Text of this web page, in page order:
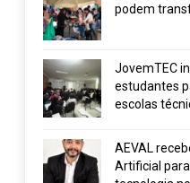
podem
JovemTEC
estudantes
escolas
AEVAL
Artificial